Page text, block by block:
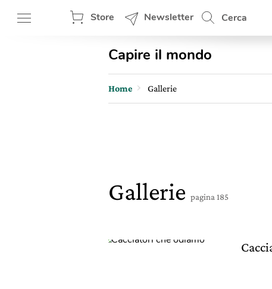
Store Newsletter Cerca
Capire il mondo
Home Gallerie
Gallerie pagina 185